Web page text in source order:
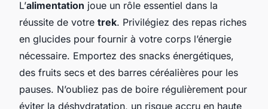
L’alimentation joue un rôle essentiel dans la
réussite de votre trek. Privilégiez des repas riches
en glucides pour fournir à votre corps l’énergie
nécessaire. Emportez des snacks énergétiques,
des fruits secs et des barres céréalières pour les
pauses. N’oubliez pas de boire régulièrement pour
éviter la déshydratation, un risque accru en haute